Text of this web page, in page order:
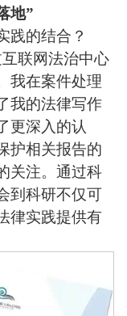
地”
践的结合？
联网法治中心
我在案件处理
我的法律写作
更深入的认
护相关报告的
关注。通过科
到科研不仅可
律实践提供有